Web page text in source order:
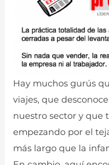
Hay muchos gurús
viajes, que
nuestro sector y que
empezando por el
más largo que la